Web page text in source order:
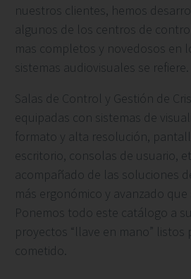
nuestros clientes, hemos
algunos de los centros de
mas completos y novedosos en
sistemas audiovisuales se refiere.
Salas de Control y Gestión de
equipadas con sistemas de
formato y alta resolución,
escritorio, consolas de usuario,
acompañado de las soluciones
más ergonómico y avanzado que
Ponemos todo este catálogo a
proyectos “llave en mano” listos
cometido.